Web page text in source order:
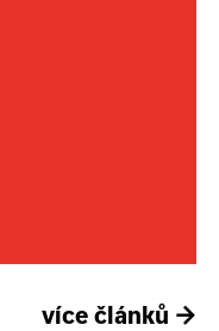
více článků →